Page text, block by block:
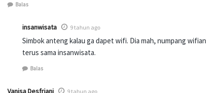
Balas
insanwisata 9 tahun ago
Simbok anteng kalau ga dapet wifi. Dia mah, numpang wifian
terus sama insanwisata.
Balas
Vanisa Desfriani 9 tahun ago